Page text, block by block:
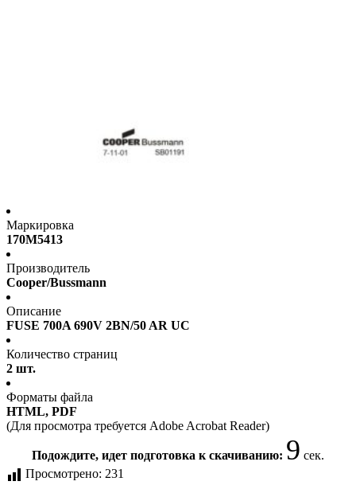
Маркировка
170M5413
Производитель
Cooper/Bussmann
Описание
FUSE 700A 690V 2BN/50 AR UC
Количество страниц
2 шт.
Форматы файла
HTML, PDF
(Для просмотра требуется Adobe Acrobat Reader)
Подождите, идет подготовка к скачиванию: 9 сек.
Просмотрено: 231